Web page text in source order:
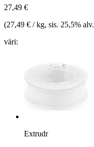
27,49 €
(27,49 € / kg, sis. 25,5% alv.
väri:
Extrudr